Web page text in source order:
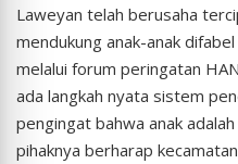
Laweyan telah berusaha
mendukung anak-anak
melalui forum peringatan
ada langkah nyata sistem
pengingat bahwa anak
pihaknya berharap